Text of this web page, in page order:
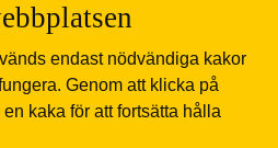
endast nödvändiga kakor
Genom att klicka på
kaka för att fortsätta hålla